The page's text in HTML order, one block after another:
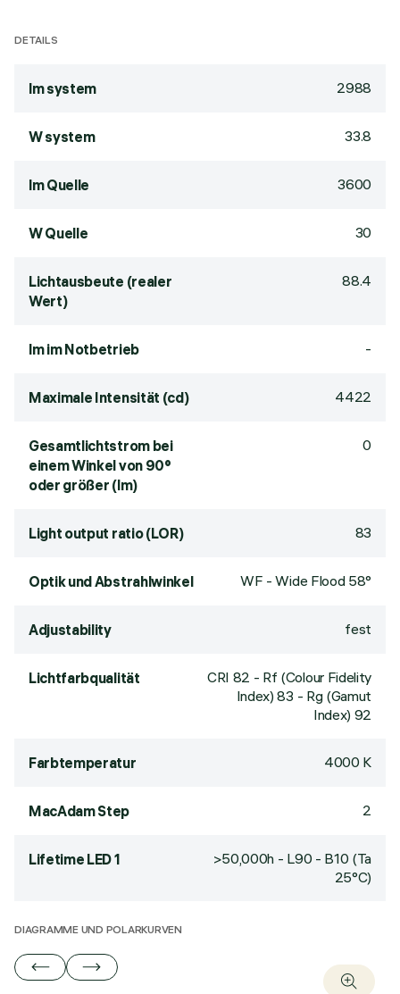
DETAILS
lm system 2988
W system 33.8
lm Quelle 3600
W Quelle 30
Lichtausbeute (realer
Wert)
88.4
lm im Notbetrieb -
Maximale Intensität (cd) 4422
Gesamtlichtstrom bei
einem Winkel von 90°
oder größer (lm)
0
Light output ratio (LOR) 83
Optik und Abstrahlwinkel WF - Wide Flood 58°
Adjustability fest
Lichtfarbqualität CRI 82 - Rf (Colour Fidelity
Index) 83 - Rg (Gamut
Index) 92
Farbtemperatur 4000 K
MacAdam Step 2
Lifetime LED 1
>50,000h - L90 - B10 (Ta
25°C)
DIAGRAMME UND POLARKURVEN